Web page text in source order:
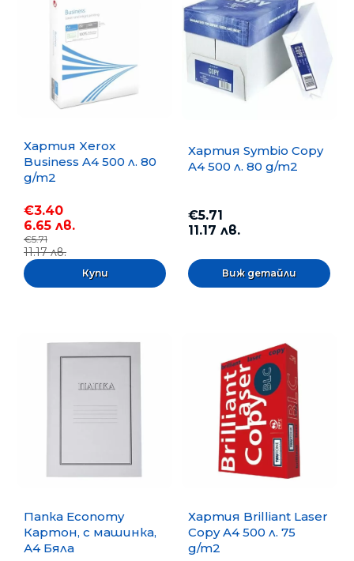
Хартия Xerox
Business A4 500 л. 80
g/m2
€3.40
6.65 лв.
€5.71
11.17 лв.
Хартия Symbio Copy
A4 500 л. 80 g/m2
€5.71
11.17 лв.
Виж детайли
Папка Economy
Картон, с машинка,
А4 Бяла
Хартия Brilliant Laser
Copy A4 500 л. 75
g/m2